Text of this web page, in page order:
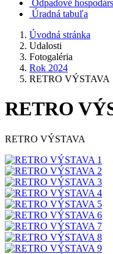
Odpadové
Úradná tabuľa
Úvodná stránka
Udalosti
Fotogaléria
Rok 2024
RETRO VÝSTAVA
RETRO
RETRO VÝSTAVA